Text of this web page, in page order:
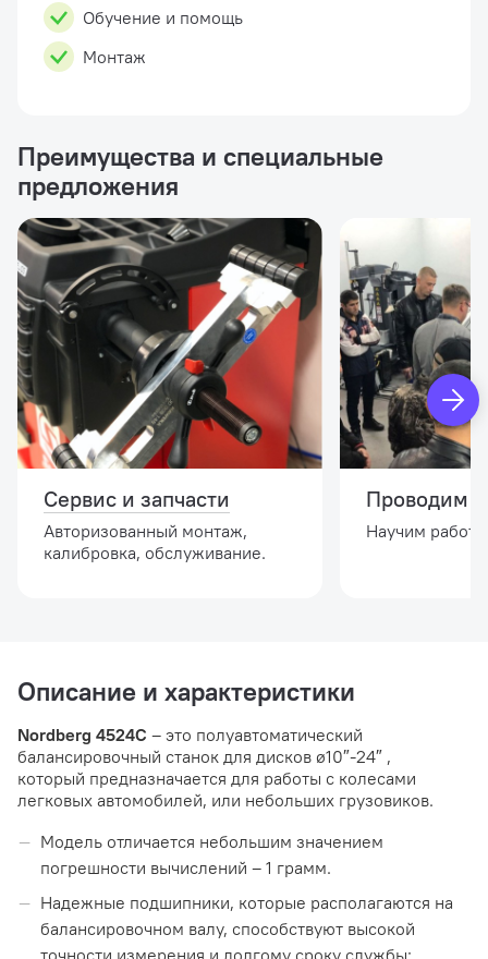
Обучение и помощь
Монтаж
Преимущества и специальные
предложения
Сервис и запчасти
Авторизованный монтаж,
калибровка, обслуживание.
Проводим
Научим
Описание и характеристики
Nordberg 4524C – это полуавтоматический
балансировочный станок для дисков ø10″-24″ ,
который предназначается для работы с колесами
легковых автомобилей, или небольших грузовиков.
Модель отличается небольшим значением
погрешности вычислений – 1 грамм.
Надежные подшипники, которые располагаются на
балансировочном валу, способствуют высокой
точности измерения и долгому сроку службы;